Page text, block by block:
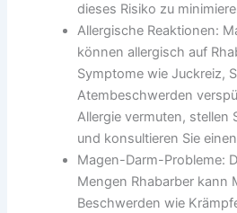
dieses Risiko zu
Allergische Reaktionen:
können allergisch auf
Symptome wie Juckreiz,
Atembeschwerden
Allergie vermuten, stellen
und konsultieren Sie
Magen-Darm-Probleme:
Mengen Rhabarber kann
Beschwerden wie